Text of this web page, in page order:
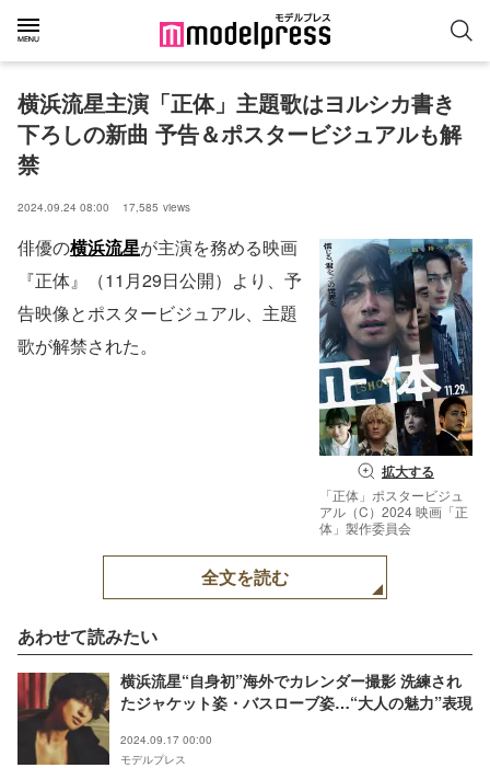
横浜流星主演「正体」主題歌はヨルシカ書き
下ろしの新曲 予告＆ポスタービジュアルも解
禁
2024.09.24 08:00 17,585 views
拡大する
「正体」ポスタービジュ
アル（C）2024 映画「正
体」製作委員会
俳優の横浜流星が主演を務める映画
『正体』（11月29日公開）より、予
告映像とポスタービジュアル、主題
歌が解禁された。
全文を読む
あわせて読みたい
横浜流星“自身初”海外でカレンダー撮影 洗練され
たジャケット姿・バスローブ姿…“大人の魅力”表現
2024.09.17 00:00
モデルプレス